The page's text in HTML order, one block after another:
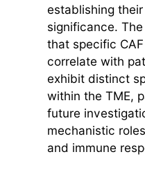
establishing
significance.
that specific
correlate with
exhibit distinct
within the TME,
future
mechanistic
and immune